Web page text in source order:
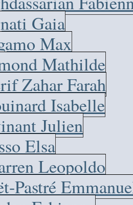
Gaia
Max
Mathilde
Zahar Farah
Isabelle
Julien
Elsa
Leopoldo
Pastré